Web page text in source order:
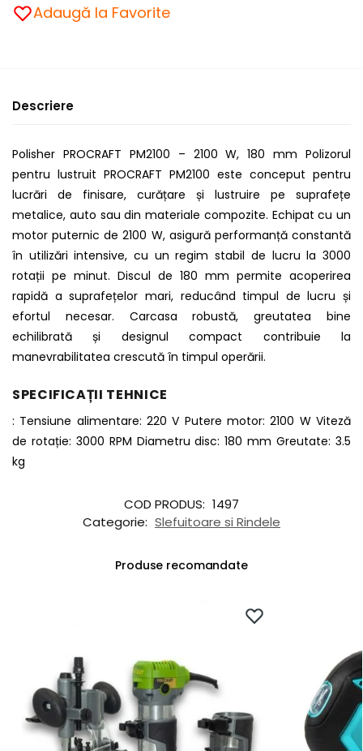
Adaugă la Favorite
Descriere
Polisher PROCRAFT PM2100 – 2100 W, 180 mm Polizorul
pentru lustruit PROCRAFT PM2100 este conceput pentru
lucrări de finisare, curățare și lustruire pe suprafețe
metalice, auto sau din materiale compozite. Echipat cu un
motor puternic de 2100 W, asigură performanță constantă
în utilizări intensive, cu un regim stabil de lucru la 3000
rotații pe minut. Discul de 180 mm permite acoperirea
rapidă a suprafețelor mari, reducând timpul de lucru și
efortul necesar. Carcasa robustă, greutatea bine
echilibrată și designul compact contribuie la
manevrabilitatea crescută în timpul operării.
SPECIFICAȚII TEHNICE
: Tensiune alimentare: 220 V Putere motor: 2100 W Viteză
de rotație: 3000 RPM Diametru disc: 180 mm Greutate: 3.5
kg
COD PRODUS: 1497
Categorie: Slefuitoare si Rindele
Produse recomandate